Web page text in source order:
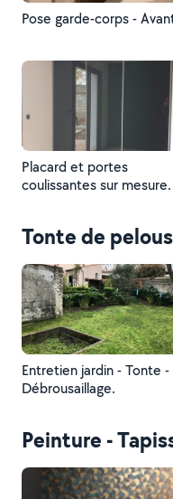
Pose garde-corps -
Placard et portes
coulissantes sur mesure.
Tonte de
Entretien jardin - Tonte -
Débrousaillage.
Peinture -